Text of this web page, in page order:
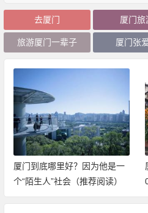
去厦门 厦门旅
旅游厦门一辈子 厦门张
厦门到底哪里好？因为他是一
个“陌生人”社会（推荐阅读）